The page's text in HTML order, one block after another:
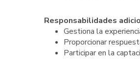
Responsabilidades
Gestiona la
Proporcionar
Participar en la